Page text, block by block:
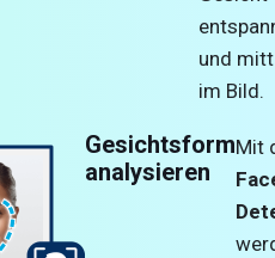
und
im Bild.
Gesichtsform
analysieren
Mit